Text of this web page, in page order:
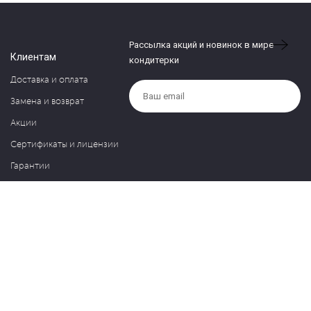
Клиентам
Доставка и оплата
Замена и возврат
Акции
Сертификаты и лицензии
Гарантии
Рассылка акций и новинок в мире
кондитерки